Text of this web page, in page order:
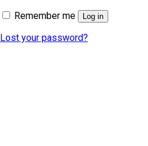
Remember me
Log in
Lost your password?